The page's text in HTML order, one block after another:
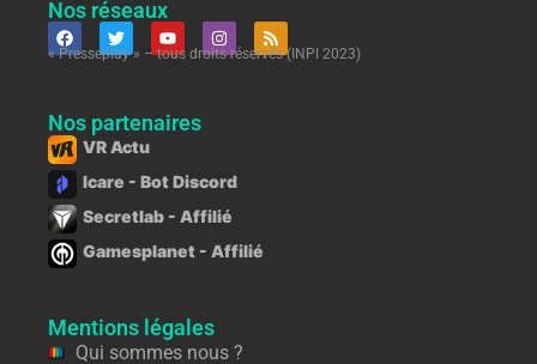
Nos réseaux
« Presseplay » – tous droits réservés (INPI 2023)
Nos partenaires
VR Actu
Icare - Bot Discord
Secretlab - Affilié
Gamesplanet - Affilié
Mentions légales
Qui sommes nous ?